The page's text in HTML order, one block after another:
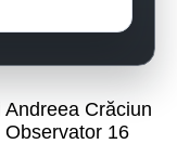
Crăciun
16